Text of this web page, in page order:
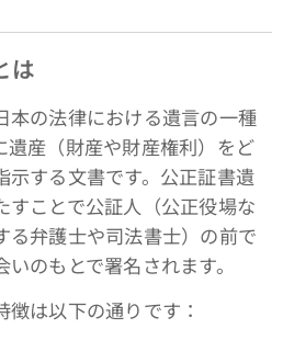
は
の法律における遺言の一種
遺産（財産や財産権利）をど
示する文書です。公正証書遺
すことで公証人（公正役場な
る弁護士や司法書士）の前で
のもとで署名されます。
は以下の通りです：